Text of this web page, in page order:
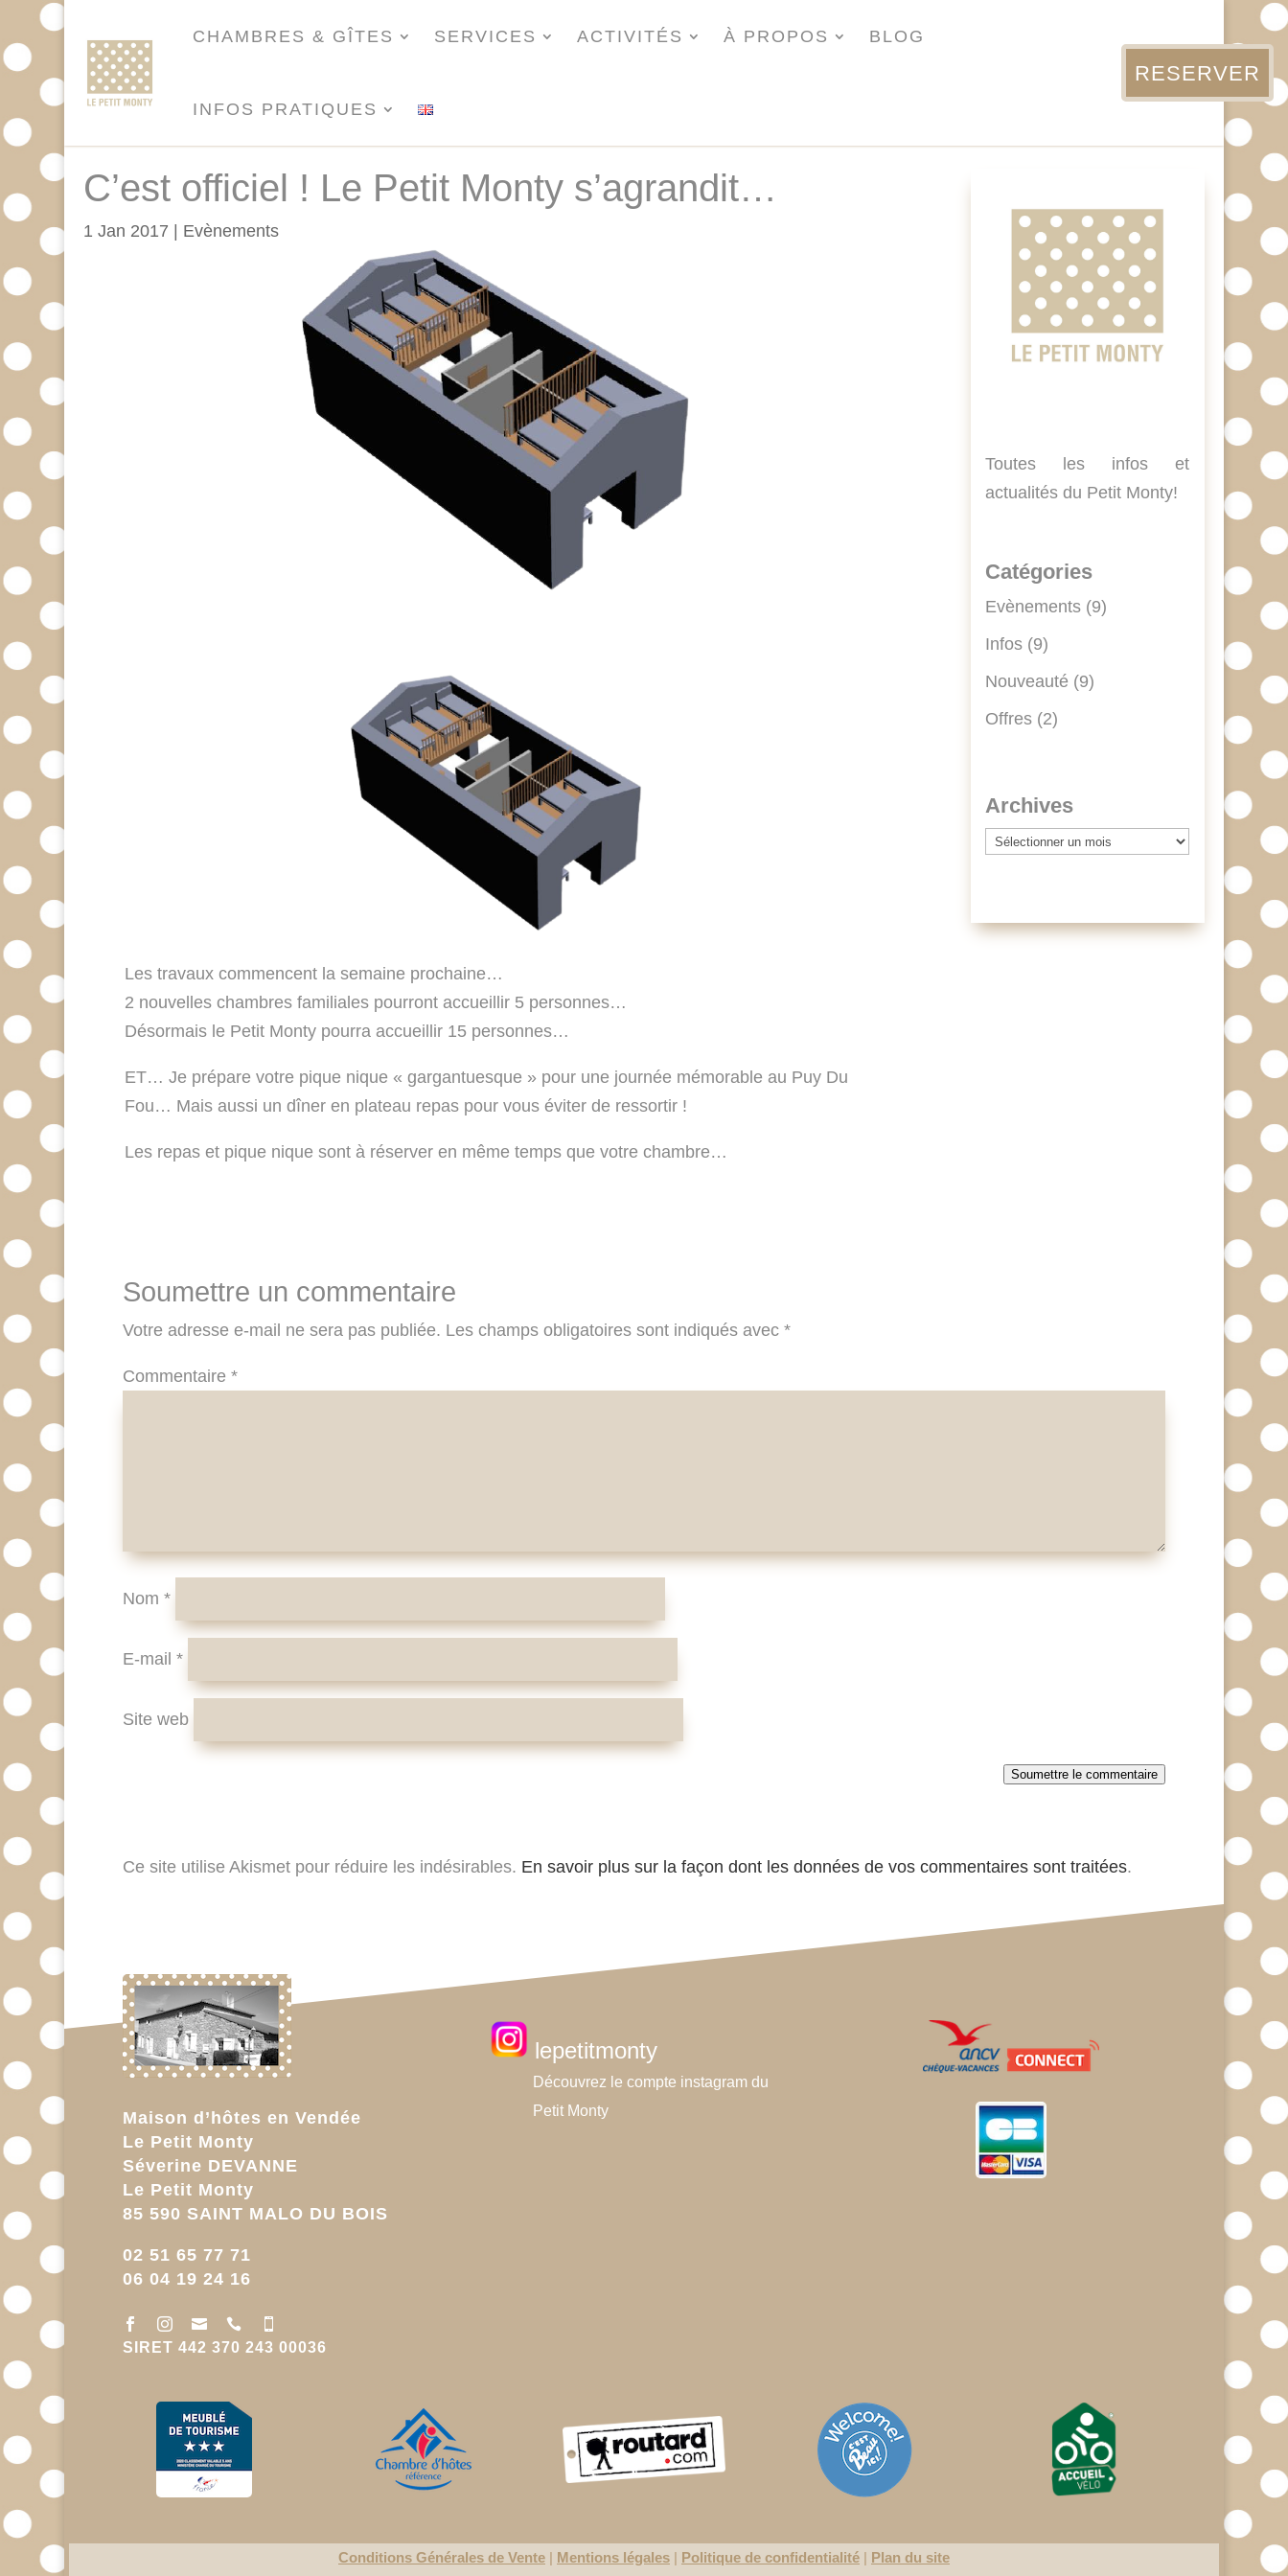
CHAMBRES & GÎTES SERVICES ACTIVITÉS À PROPOS BLOG
INFOS PRATIQUES
RESERVER
C’est officiel ! Le Petit Monty s’agrandit…
1 Jan 2017 Evènements
Les travaux commencent la semaine prochaine…
2 nouvelles chambres familiales pourront accueillir 5 personnes…
Désormais le Petit Monty pourra accueillir 15 personnes…
ET… Je prépare votre pique nique « gargantuesque » pour une journée mémorable au Puy Du
Fou… Mais aussi un dîner en plateau repas pour vous éviter de ressortir !
Les repas et pique nique sont à réserver en même temps que votre chambre…
Toutes les infos et
actualités du Petit Monty!
Catégories
Evènements(9)
Infos(9)
Nouveauté (9)
Offres(2)
Archives
Archives
Soumettre un commentaire
Votre adresse e-mail ne sera pas publiée. Les champs obligatoires sont indiqués avec *
Commentaire *
Nom *
E-mail *
Site web
Soumettre le commentaire
Ce site utilise Akismet pour réduire les indésirables. En savoir plus sur la façon dont les données de vos commentaires sont traitées.
Maison d’hôtes en Vendée
Le Petit Monty
Séverine DEVANNE
Le Petit Monty
85 590 SAINT MALO DU BOIS
02 51 65 77 71
06 04 19 24 16
    
SIRET 442 370 243 00036
lepetitmonty
Découvrez le compte instagram du
Petit Monty
Conditions Générales de Vente | Mentions légales | Politique de confidentialité | Plan du site